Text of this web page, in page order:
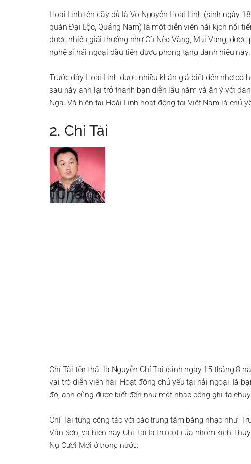
Hoài Linh tên đầy đủ là Võ Nguyễn Hoài Linh (sinh ngày
quán Đại Lộc, Quảng Nam) là một diễn viên hài kịch nổi
được nhiều giải thưởng như Cù Nèo Vàng, Mai Vàng,
nghệ sĩ hải ngoại đầu tiên được phong tặng danh hiệu này.
Trước đây Hoài Linh được nhiều khán giả biết đến nhờ có
sau này anh lại trở thành bạn diễn lâu năm và ăn ý với
Nga. Và hiện tại Hoài Linh hoạt động tại Việt Nam là chủ
2. Chí Tài
Chí Tài tên thật là Nguyễn Chí Tài (sinh ngày 15 tháng 8
vai trò diễn viên hài. Hoạt động chủ yếu tại hải ngoại, là
đó, anh cũng được biết đến như một nhạc công ghi-ta
Chí Tài từng cộng tác với các trung tâm băng nhạc như:
Vân Sơn, và hiện nay Chí Tài là trụ cột của nhóm kịch
Nụ Cười Mới ở trong nước.